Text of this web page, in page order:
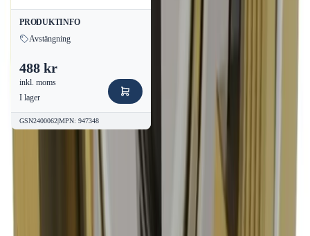
PRODUKTINFO
Avstängning
488 kr
inkl. moms
I lager
GSN2400062|MPN: 947348
Vanliga frågor om AWS AL2075
Discobackventil 80 PN16 Mässing
Metalltätad - RSK 947357